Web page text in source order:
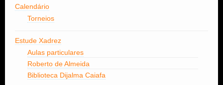
Calendário
Torneios
Estude Xadrez
Aulas particulares
Roberto de Almeida
Biblioteca Dijalma Caiafa